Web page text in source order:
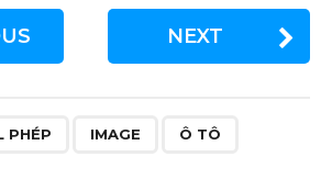
ar
e
NEXT
PHÉP IMAGE Ô TÔ